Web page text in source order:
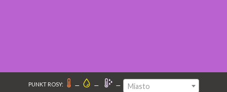
PUNKT ROSY: – – – Miasto